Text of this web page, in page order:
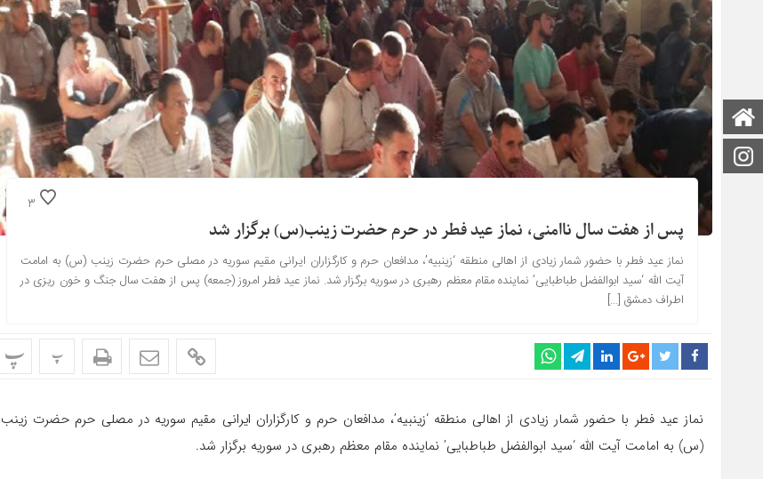
صفحه اصلی
اینستاگرام
3
پس از هفت سال ناامنی، نماز عید فطر در حرم حضرت زینب(س) برگزار شد
نماز عید فطر با حضور شمار زیادی از اهالی منطقه ‘زینبیه’، مدافعان حرم و کارگزاران ایرانی مقیم سوریه در مصلی حرم حضرت زینب (س) به امامت
آیت الله ‘سید ابوالفضل طباطبایی’ نماینده مقام معظم رهبری در سوریه برگزار شد. نماز عید فطر امروز (جمعه) پس از هفت سال جنگ و خون ریزی در
اطراف دمشق […]
پ پ
نماز عید فطر با حضور شمار زیادی از اهالی منطقه ‘زینبیه’، مدافعان حرم و کارگزاران ایرانی مقیم سوریه در مصلی حرم حضرت زینب
(س) به امامت آیت الله ‘سید ابوالفضل طباطبایی’ نماینده مقام معظم رهبری در سوریه برگزار شد.